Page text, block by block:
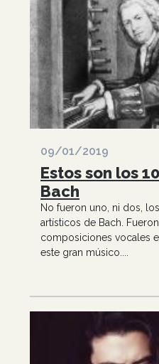
09/01/2019
Estos son los
Bach
No fueron uno, ni dos,
artísticos de Bach.
composiciones vocales
este gran músico....